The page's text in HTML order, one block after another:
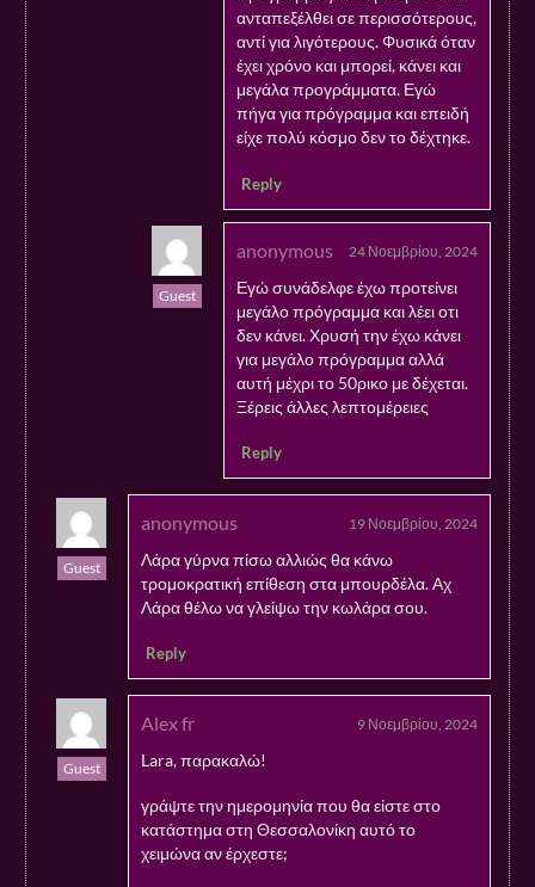
ανταπεξέλθει σε περισσότερους,
αντί για λιγότερους. Φυσικά όταν
έχει χρόνο και μπορεί, κάνει και
μεγάλα προγράμματα. Εγώ
πήγα για πρόγραμμα και επειδή
είχε πολύ κόσμο δεν το δέχτηκε.
Reply
Guest
anonymous 24 Νοεμβρίου, 2024
Εγώ συνάδελφε έχω προτείνει
μεγάλο πρόγραμμα και λέει οτι
δεν κάνει. Χρυσή την έχω κάνει
για μεγάλο πρόγραμμα αλλά
αυτή μέχρι το 50ρικο με δέχεται.
Ξέρεις άλλες λεπτομέρειες
Reply
Guest
anonymous 19 Νοεμβρίου, 2024
Λάρα γύρνα πίσω αλλιώς θα κάνω
τρομοκρατική επίθεση στα μπουρδέλα. Αχ
Λάρα θέλω να γλείψω την κωλάρα σου.
Reply
Guest
Alex fr 9 Νοεμβρίου, 2024
Lara, παρακαλώ!
γράψτε την ημερομηνία που θα είστε στο
κατάστημα στη Θεσσαλονίκη αυτό το
χειμώνα αν έρχεστε;